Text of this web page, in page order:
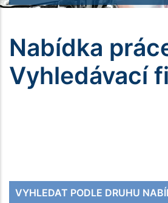
Nabídka
Vyhledávací
VYHLEDAT PODLE DRUHU